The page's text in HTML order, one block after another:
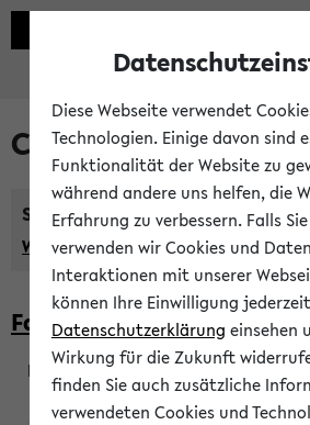
Courses taught in
Semester:
WiSe 2026/2027 SoSe 2026 Previous...
Faculty of Biology
200923
Diese Webseite verwendet
Technologien. Einige davon sind
Funktionalität der Website zu
während andere uns helfen, die
Erfahrung zu verbessern. Falls
verwenden wir Cookies und
Interaktionen mit unserer
können Ihre Einwilligung
Datenschutzerklärung einsehen
Wirkung für die Zukunft
finden Sie auch zusätzliche
verwendeten Cookies und